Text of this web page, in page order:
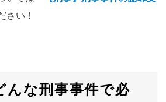
さい！
んな刑事事件で必